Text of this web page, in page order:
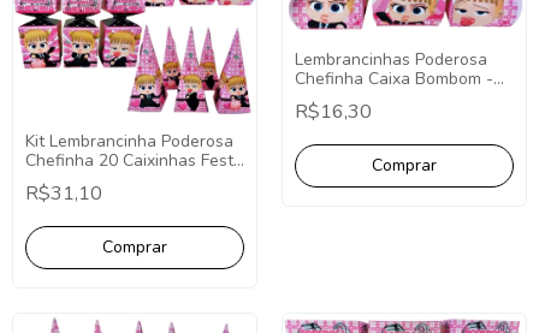
Kit Lembrancinha Poderosa
Chefinha 20 Caixinhas Festa
Fácil Decoração
R$31,10
Lembrancinhas Poderosa
Chefinha Caixa Bombom -
Pct com 10
R$16,30